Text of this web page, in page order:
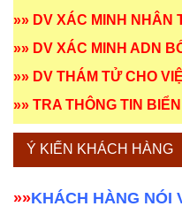
»» DV XÁC MINH NHÂN
»» DV XÁC MINH ADN
»» DV THÁM TỬ CHO
»» TRA THÔNG TIN
Ý KIẾN KHÁCH HÀNG
»»KHÁCH HÀNG NÓI